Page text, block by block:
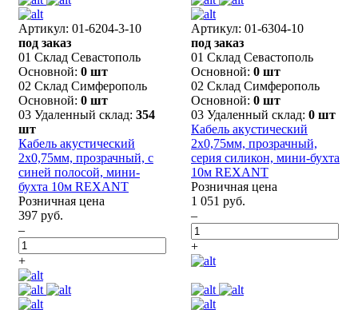
Артикул: 01-6204-3-10
под заказ
01 Склад Севастополь
Основной: 0 шт
02 Склад Симферополь
Основной: 0 шт
03 Удаленный склад: 354
шт
Кабель акустический
2х0,75мм, прозрачный, с
синей полосой, мини-
бухта 10м REXANT
Розничная цена
397 руб.
–
+
Артикул: 01-6304-10
под заказ
01 Склад Севастополь
Основной: 0 шт
02 Склад Симферополь
Основной: 0 шт
03 Удаленный склад: 0 шт
Кабель акустический
2х0,75мм, прозрачный,
серия силикон, мини-бухта
10м REXANT
Розничная цена
1 051 руб.
–
+